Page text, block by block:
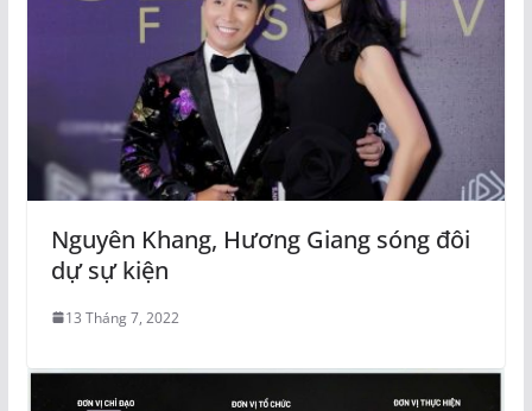
Nguyên Khang, Hương Giang sóng đôi
dự sự kiện
13 Tháng 7, 2022